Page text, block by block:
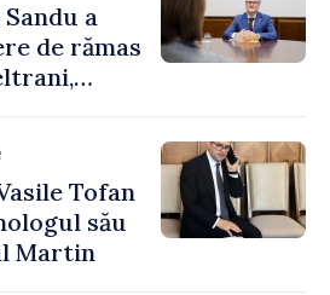
a
de rămas
în
Tofan
său
Martin